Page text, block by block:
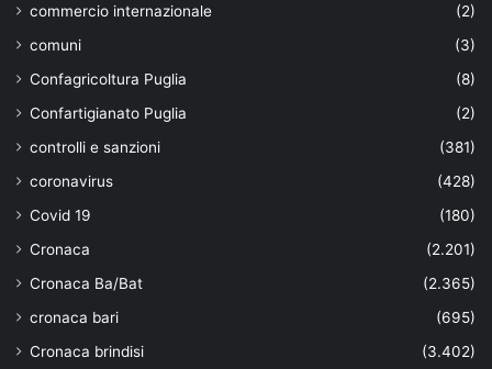
commercio internazionale
(2)
comuni
(3)
Confagricoltura Puglia
(8)
Confartigianato Puglia
(2)
controlli e sanzioni
(381)
coronavirus
(428)
Covid 19
(180)
Cronaca
(2.201)
Cronaca Ba/Bat
(2.365)
cronaca bari
(695)
Cronaca brindisi
(3.402)